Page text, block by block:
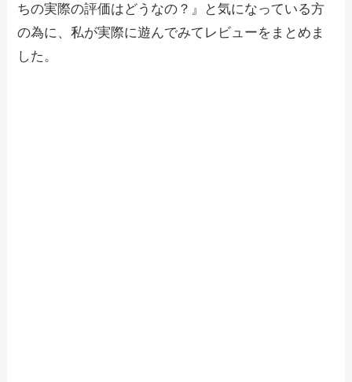
ちの実際の評価はどうなの？』と気になっている方
の為に、私が実際に遊んでみてレビューをまとめま
した。